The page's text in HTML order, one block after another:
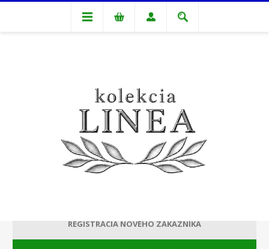
VITAJTE, PRIHLÁSTE SA PROSÍM!
REGISTRÁCIA NOVÉHO ZÁKAZNÍKA